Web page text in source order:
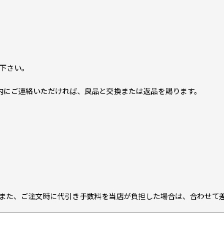
さい。
ご連絡いただければ、良品と交換または返品を賜ります。
、ご注文時に代引き手数料を当店が負担した場合は、合わせて